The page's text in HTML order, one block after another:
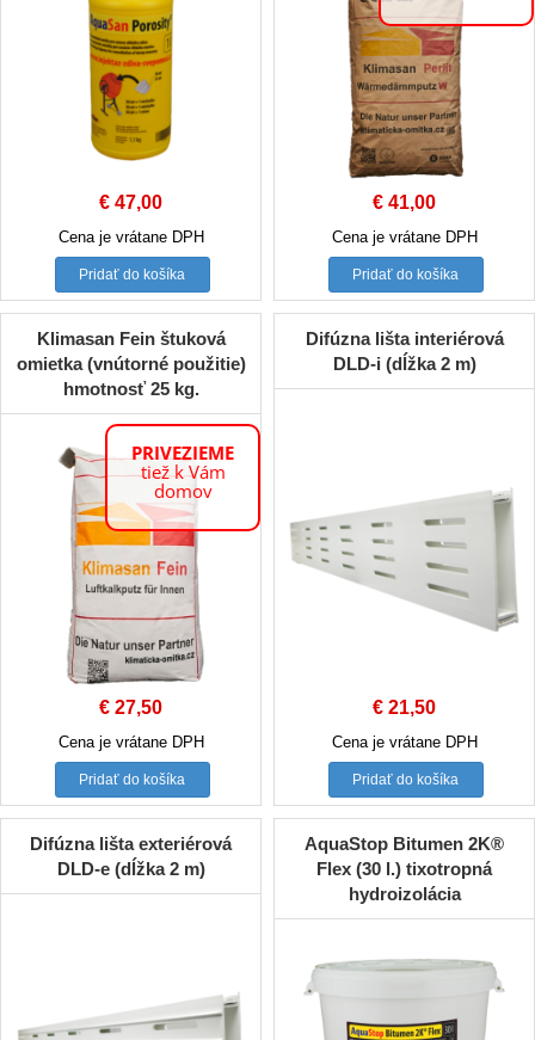
€ 47,00
Cena je vrátane DPH
Pridať do košíka
€ 41,00
Cena je vrátane DPH
Pridať do košíka
Klimasan Fein štuková
omietka (vnútorné použitie)
hmotnosť 25 kg.
PRIVEZIEME
tiež k Vám
domov
€ 27,50
Cena je vrátane DPH
Pridať do košíka
Difúzna lišta interiérová
DLD-i (dĺžka 2 m)
€ 21,50
Cena je vrátane DPH
Pridať do košíka
Difúzna lišta exteriérová
DLD-e (dĺžka 2 m)
AquaStop Bitumen 2K®
Flex (30 l.) tixotropná
hydroizolácia